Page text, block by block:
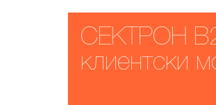
СЕКТРОН
клиентски